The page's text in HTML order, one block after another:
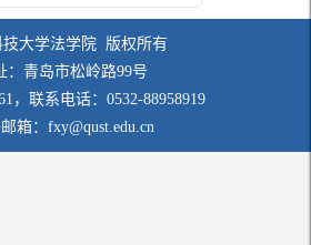
技大学法学院 版权所有
：青岛市松岭路99号
，联系电话：0532-88958919
箱：fxy@qust.edu.cn